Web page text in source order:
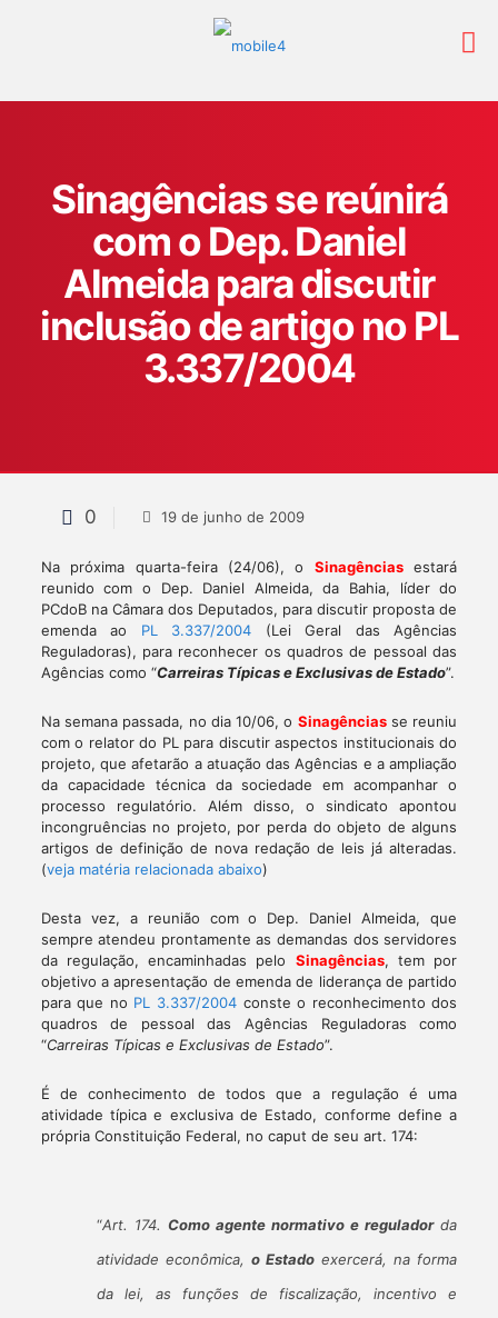
Sinagências se reúnirá
com o Dep. Daniel
Almeida para discutir
inclusão de artigo no PL
3.337/2004
0 19 de junho de 2009
Na próxima quarta-feira (24/06), o Sinagênciasestará
reunido com o Dep. Daniel Almeida, da Bahia, líder do
PCdoB na Câmara dos Deputados, para discutir proposta de
emenda ao PL 3.337/2004 (Lei Geral das Agências
Reguladoras), para reconhecer os quadros de pessoal das
Agências como “Carreiras Típicas e Exclusivas de Estado”.
Na semana passada, no dia 10/06, o Sinagênciasse reuniu
com o relator do PL para discutir aspectos institucionais do
projeto, que afetarão a atuação das Agências e a ampliação
da capacidade técnica da sociedade em acompanhar o
processo regulatório. Além disso, o sindicato apontou
incongruências no projeto, por perda do objeto de alguns
artigos de definição de nova redação de leis já alteradas.
(veja matéria relacionada abaixo)
Desta vez, a reunião com o Dep. Daniel Almeida, que
sempre atendeu prontamente as demandas dos servidores
da regulação, encaminhadas pelo Sinagências, tem por
objetivo a apresentação de emenda de liderança de partido
para que no PL 3.337/2004 conste o reconhecimento dos
quadros de pessoal das Agências Reguladoras como
“Carreiras Típicas e Exclusivas de Estado”.
É de conhecimento de todos que a regulação é uma
atividade típica e exclusiva de Estado, conforme define a
própria Constituição Federal, no caput de seu art. 174:
“Art. 174. Como agente normativo e reguladorda
atividade econômica, o Estado exercerá, na forma
da lei, as funções de fiscalização, incentivo e